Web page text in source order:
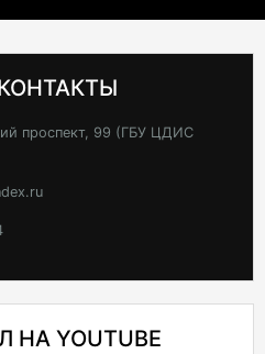
проспект, 99 (ГБУ ЦДИС
YOUTUBE